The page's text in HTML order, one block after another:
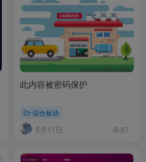
此内容被密码保护
综合板块
5月11日 67